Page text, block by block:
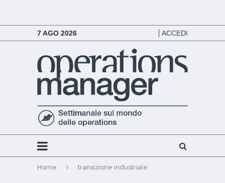
7 AGO 2026 ACCEDI
Home transizione industriale